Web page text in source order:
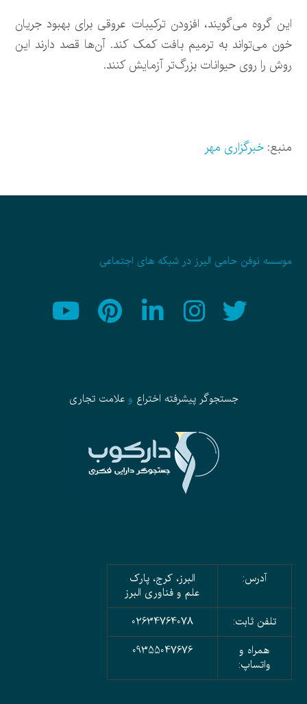
این گروه می‌گویند، افزودن ترکیبات عروقی برای بهبود جریان
خون می‌تواند به ترمیم بافت کمک کند. آن‌ها قصد دارند این
روش را روی حیوانات بزرگ‌تر آزمایش کنند.
منبع:خبرگزاری مهر
موسسه نوفن حامی البرز در شبکه های اجتماعی
جستجوگر پیشرفته اختراع وعلامت تجاری
آدرس:
البرز، کرج، پارک
علم و فناوری البرز
تلفن ثابت:
02634764078
همراه و
واتساپ:
09355047676